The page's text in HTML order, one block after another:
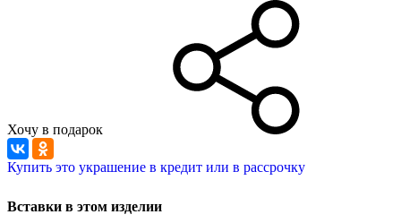
Хочу в подарок
Купить это украшение в кредит или в рассрочку
Вставки в этом изделии